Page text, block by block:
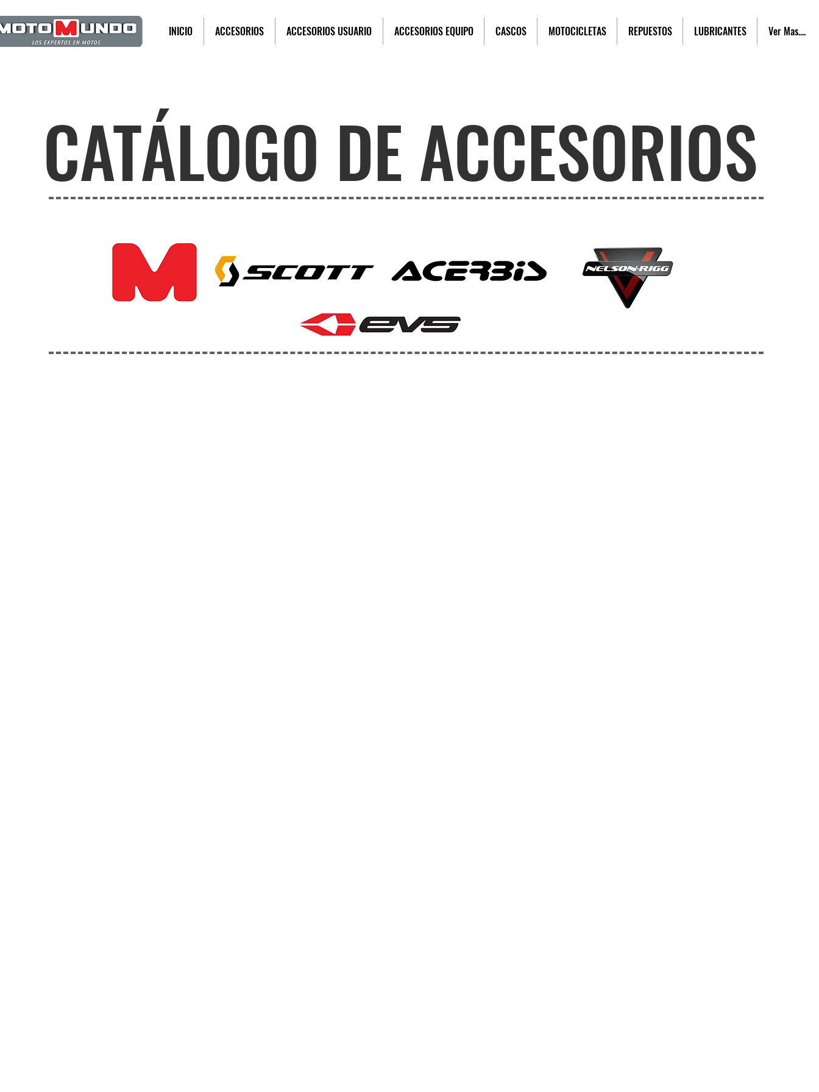
INICIO ACCESORIOS ACCESORIOS USUARIO ACCESORIOS EQUIPO CASCOS MOTOCICLETAS REPUESTOS LUBRICANTES Ver Mas....
CATÁLOGO DE ACCESORIOS